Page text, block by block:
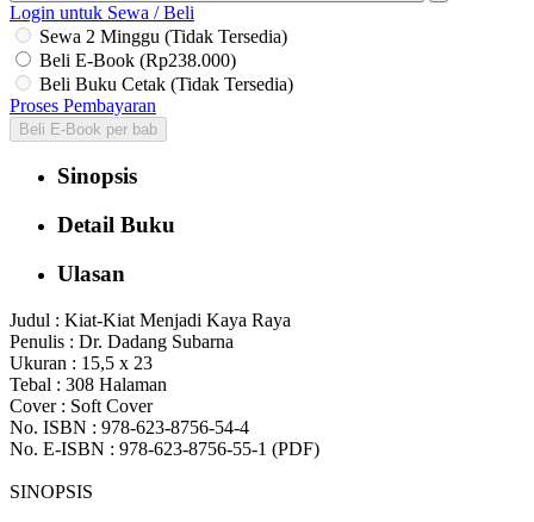
Login untuk Sewa / Beli
Sewa 2 Minggu (Tidak Tersedia)
Beli E-Book (Rp238.000)
Beli Buku Cetak (Tidak Tersedia)
Proses Pembayaran
Beli E-Book per bab
Sinopsis
Detail Buku
Ulasan
Judul : Kiat-Kiat Menjadi Kaya Raya
Penulis : Dr. Dadang Subarna
Ukuran : 15,5 x 23
Tebal : 308 Halaman
Cover : Soft Cover
No. ISBN : 978-623-8756-54-4
No. E-ISBN : 978-623-8756-55-1 (PDF)
SINOPSIS